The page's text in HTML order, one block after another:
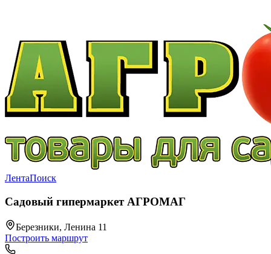
ЛентаПоиск
Садовый гипермаркет АГРОМАГ
Березники, Ленина 11
Построить маршрут